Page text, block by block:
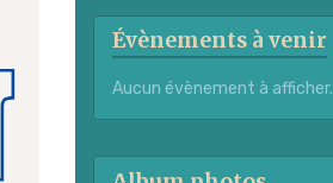
Évènements à venir
Aucun évènement à afficher.